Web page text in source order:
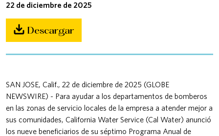
22 de diciembre de 2025
Descargar
SAN JOSE, Calif., 22 de diciembre de 2025 (GLOBE
NEWSWIRE) - Para ayudar a los departamentos de bomberos
en las zonas de servicio locales de la empresa a atender mejor a
sus comunidades, California Water Service (Cal Water) anunció
los nueve beneficiarios de su séptimo Programa Anual de